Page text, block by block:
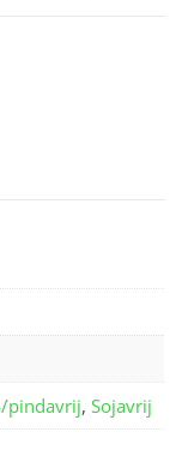
pindavrij,Sojavrij